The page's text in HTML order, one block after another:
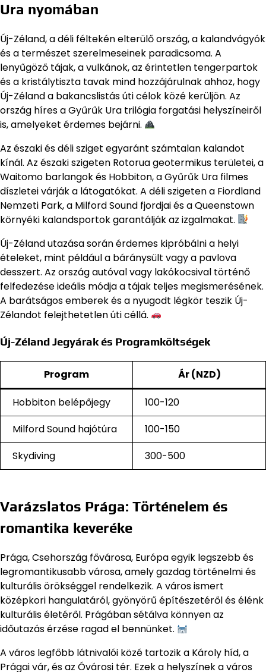
Ura nyomában
Új-Zéland, a déli féltekén elterülő ország, a kalandvágyók
és a természet szerelmeseinek paradicsoma. A
lenyűgöző tájak, a vulkánok, az érintetlen tengerpartok
és a kristálytiszta tavak mind hozzájárulnak ahhoz, hogy
Új-Zéland a bakancslistás úti célok közé kerüljön. Az
ország híres a Gyűrűk Ura trilógia forgatási helyszíneiről
is, amelyeket érdemes bejárni.
Az északi és déli sziget egyaránt számtalan kalandot
kínál. Az északi szigeten Rotorua geotermikus területei, a
Waitomo barlangok és Hobbiton, a Gyűrűk Ura filmes
díszletei várják a látogatókat. A déli szigeten a Fiordland
Nemzeti Park, a Milford Sound fjordjai és a Queenstown
környéki kalandsportok garantálják az izgalmakat.
Új-Zéland utazása során érdemes kipróbálni a helyi
ételeket, mint például a báránysült vagy a pavlova
desszert. Az ország autóval vagy lakókocsival történő
felfedezése ideális módja a tájak teljes megismerésének.
A barátságos emberek és a nyugodt légkör teszik Új-
Zélandot felejthetetlen úti céllá.
Új-Zéland Jegyárak és Programköltségek
Program Ár (NZD)
Hobbiton belépőjegy
100-120
Milford Sound hajótúra
100-150
Skydiving
300-500
Varázslatos Prága: Történelem és
romantika keveréke
Prága, Csehország fővárosa, Európa egyik legszebb és
legromantikusabb városa, amely gazdag történelmi és
kulturális örökséggel rendelkezik. A város ismert
középkori hangulatáról, gyönyörű építészetéről és élénk
kulturális életéről. Prágában sétálva könnyen az
időutazás érzése ragad el bennünket.
A város legfőbb látnivalói közé tartozik a Károly híd, a
Prágai vár, és az Óvárosi tér. Ezek a helyszínek a város